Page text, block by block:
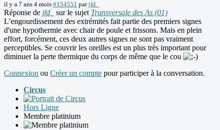
il y a 7 ans 4 mois #154551 parjfd_
Réponse de jfd_ sur le sujet Transversale des As (01)
L’engourdissement des extrémités fait partie des premiers signes
d'une hypothermie avec chair de poule et frissons. Mais en plein
effort, forcément, ces deux autres signes ne sont pas vraiment
perceptibles. Se couvrir les oreilles est un plus très important pour
diminuer la perte thermique du corps de même que le cou
Connexion ou Créer un compte pour participer à la conversation.
Circus
Hors Ligne
Membre platinium